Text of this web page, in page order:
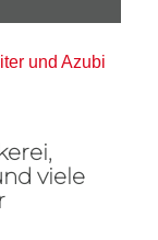
viele